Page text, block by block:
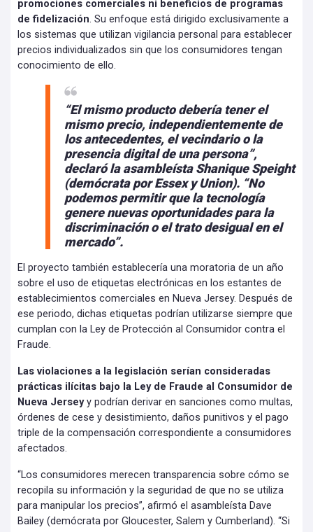
promociones comerciales ni beneficios de programas
de fidelización. Su enfoque está dirigido exclusivamente a
los sistemas que utilizan vigilancia personal para establecer
precios individualizados sin que los consumidores tengan
conocimiento de ello.
“El mismo producto debería tener el
mismo precio, independientemente de
los antecedentes, el vecindario o la
presencia digital de una persona”,
declaró la asambleísta Shanique Speight
(demócrata por Essex y Union). “No
podemos permitir que la tecnología
genere nuevas oportunidades para la
discriminación o el trato desigual en el
mercado”.
El proyecto también establecería una moratoria de un año
sobre el uso de etiquetas electrónicas en los estantes de
establecimientos comerciales en Nueva Jersey. Después de
ese periodo, dichas etiquetas podrían utilizarse siempre que
cumplan con la Ley de Protección al Consumidor contra el
Fraude.
Las violaciones a la legislación serían consideradas
prácticas ilícitas bajo la Ley de Fraude al Consumidor de
Nueva Jerseyy podrían derivar en sanciones como multas,
órdenes de cese y desistimiento, daños punitivos y el pago
triple de la compensación correspondiente a consumidores
afectados.
“Los consumidores merecen transparencia sobre cómo se
recopila su información y la seguridad de que no se utiliza
para manipular los precios”, afirmó el asambleísta Dave
Bailey (demócrata por Gloucester, Salem y Cumberland). “Si